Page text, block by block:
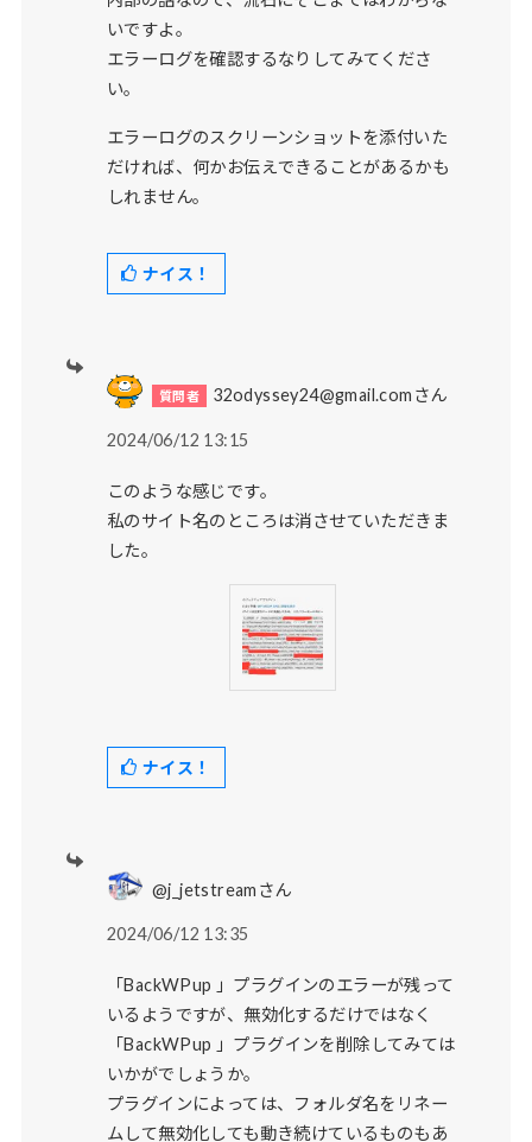
いですよ。
エラーログを確認するなりしてみてくださ
い。
エラーログのスクリーンショットを添付いた
だければ、何かお伝えできることがあるかも
しれません。
ナイス！
32odyssey24@gmail.comさん
2024/06/12 13:15
このような感じです。
私のサイト名のところは消させていただきま
した。
ナイス！
@j_jetstreamさん
2024/06/12 13:35
「BackWPup 」プラグインのエラーが残って
いるようですが、無効化するだけではなく
「BackWPup 」プラグインを削除してみては
いかがでしょうか。
プラグインによっては、フォルダ名をリネー
ムして無効化しても動き続けているものもあ